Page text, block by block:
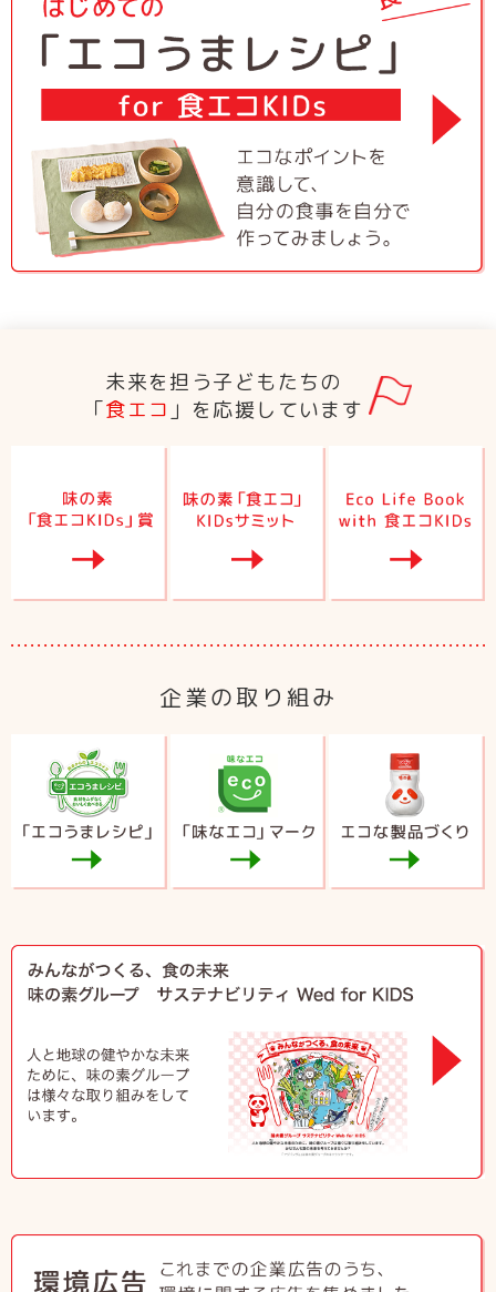
未来を担う子どもたちの
「食エコ 」を応援しています
企業の取り組み